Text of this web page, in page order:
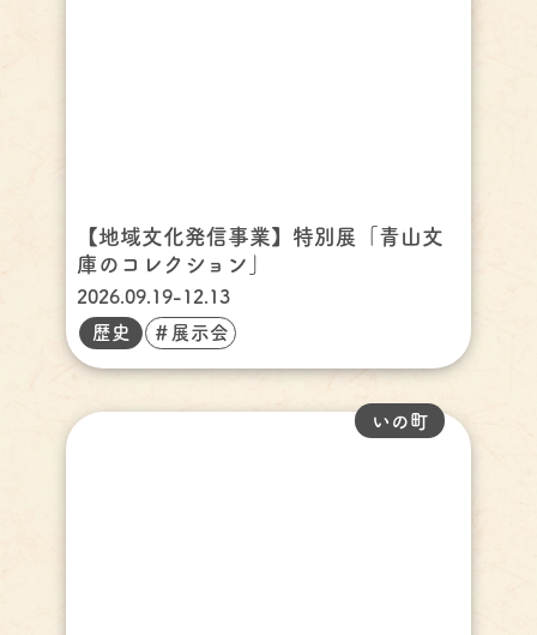
【地域文化発信事業】特別展「青山文
庫のコレクション」
2026.09.19-12.13
歴史
＃展示会
いの町